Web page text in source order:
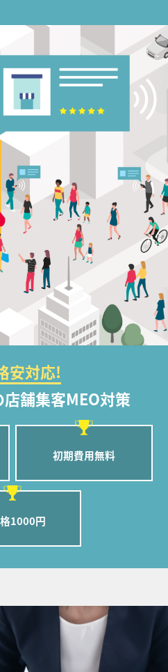
安対応!
店舗集客MEO対策
初期費用無料
1000円